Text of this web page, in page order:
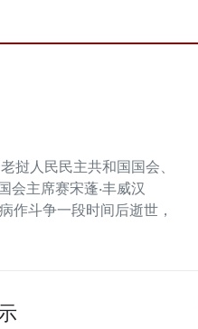
挝人民民主共和国国会、
会主席赛宋蓬·丰威汉
作斗争一段时间后逝世，